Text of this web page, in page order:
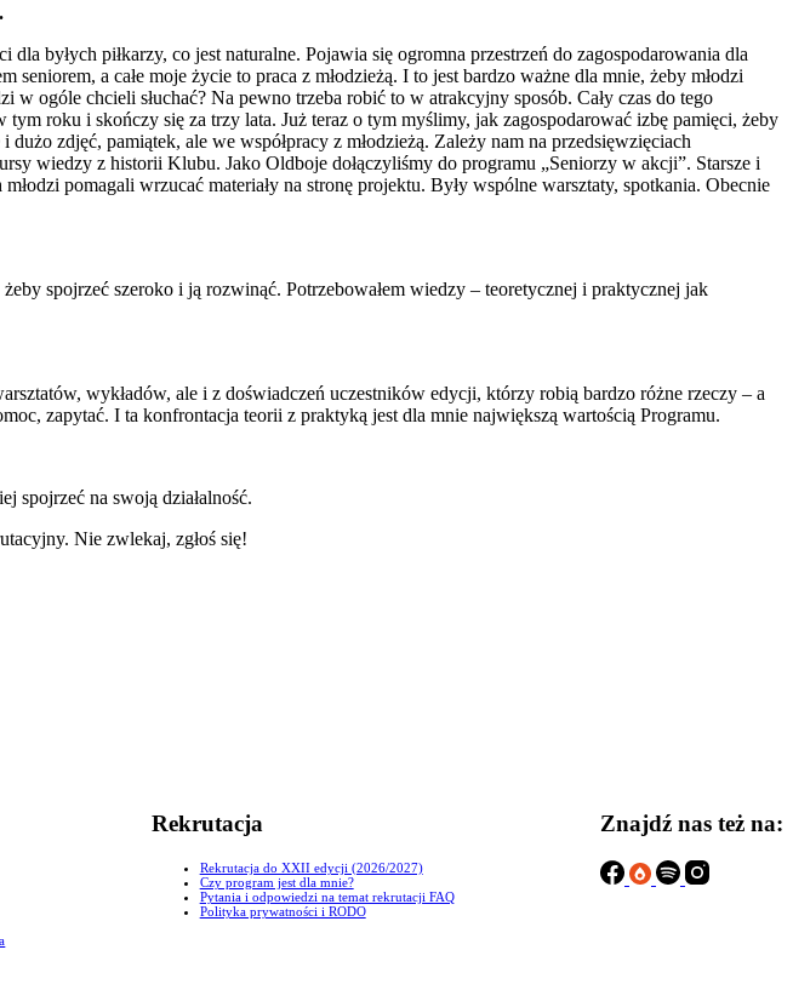
byłych piłkarzy, co jest naturalne. Pojawia się ogromna przestrzeń do zagospodarowania dla
a całe moje życie to praca z młodzieżą. I to jest bardzo ważne dla mnie, żeby młodzi
ogóle chcieli słuchać? Na pewno trzeba robić to w atrakcyjny sposób. Cały czas do tego
roku i skończy się za trzy lata. Już teraz o tym myślimy, jak zagospodarować izbę pamięci, żeby
zdjęć, pamiątek, ale we współpracy z młodzieżą. Zależy nam na przedsięwzięciach
wiedzy z historii Klubu. Jako Oldboje dołączyliśmy do programu „Seniorzy w akcji”. Starsze i
pomagali wrzucać materiały na stronę projektu. Były wspólne warsztaty, spotkania. Obecnie
spojrzeć szeroko i ją rozwinąć. Potrzebowałem wiedzy – teoretycznej i praktycznej jak
wykładów, ale i z doświadczeń uczestników edycji, którzy robią bardzo różne rzeczy – a
zapytać. I ta konfrontacja teorii z praktyką jest dla mnie największą wartością Programu.
spojrzeć na swoją działalność.
Nie zwlekaj, zgłoś się!
Rekrutacja
Rekrutacja do XXII edycji (2026/2027)
Czy program jest dla mnie?
Pytania i odpowiedzi na temat rekrutacji FAQ
Polityka prywatności i RODO
Znajdź nas też na: